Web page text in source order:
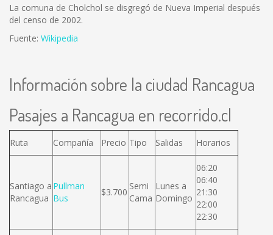
La comuna de Cholchol se disgregó de Nueva Imperial después
del censo de 2002.
Fuente: Wikipedia
Información sobre la ciudad Rancagua
Pasajes a Rancagua en recorrido.cl
Ruta Compañía Precio Tipo Salidas Horarios
Santiago a
Rancagua
Pullman
Bus
$3.700
Semi
Cama
Lunes a
Domingo
06:20
06:40
21:30
22:00
22:30